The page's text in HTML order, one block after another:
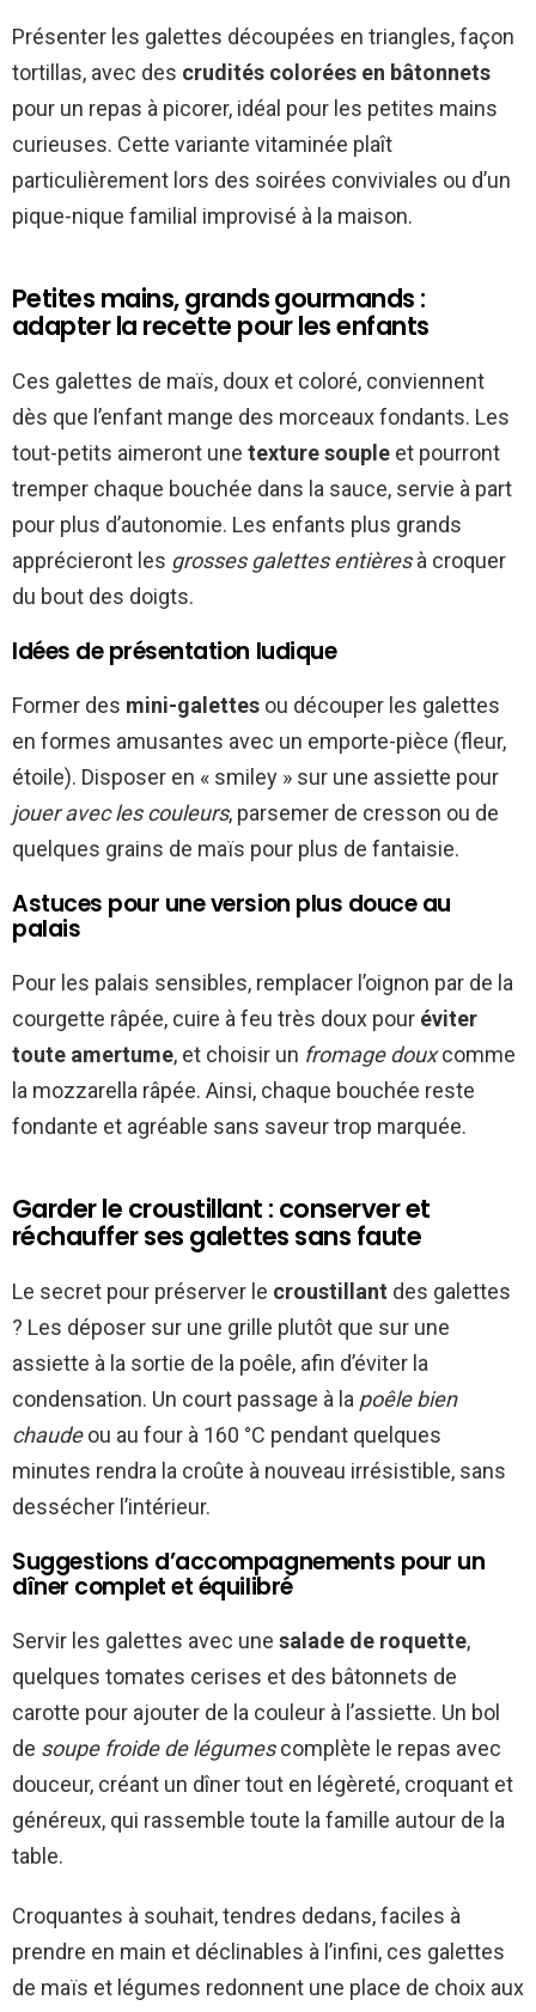
Présenter les galettes découpées en triangles, façon
tortillas, avec des crudités colorées en bâtonnets
pour un repas à picorer, idéal pour les petites mains
curieuses. Cette variante vitaminée plaît
particulièrement lors des soirées conviviales ou d’un
pique-nique familial improvisé à la maison.
Petites mains, grands gourmands :
adapter la recette pour les enfants
Ces galettes de maïs, doux et coloré, conviennent
dès que l’enfant mange des morceaux fondants. Les
tout-petits aimeront une texture souple et pourront
tremper chaque bouchée dans la sauce, servie à part
pour plus d’autonomie. Les enfants plus grands
apprécieront les grosses galettes entièresà croquer
du bout des doigts.
Idées de présentation ludique
Former des mini-galettes ou découper les galettes
en formes amusantes avec un emporte-pièce (fleur,
étoile). Disposer en « smiley » sur une assiette pour
jouer avec les couleurs, parsemer de cresson ou de
quelques grains de maïs pour plus de fantaisie.
Astuces pour une version plus douce au
palais
Pour les palais sensibles, remplacer l’oignon par de la
courgette râpée, cuire à feu très doux pour éviter
toute amertume, et choisir un fromage douxcomme
la mozzarella râpée. Ainsi, chaque bouchée reste
fondante et agréable sans saveur trop marquée.
Garder le croustillant : conserver et
réchauffer ses galettes sans faute
Le secret pour préserver le croustillant des galettes
? Les déposer sur une grille plutôt que sur une
assiette à la sortie de la poêle, afin d’éviter la
condensation. Un court passage à la poêle bien
chaudeou au four à 160 °C pendant quelques
minutes rendra la croûte à nouveau irrésistible, sans
dessécher l’intérieur.
Suggestions d’accompagnements pour un
dîner complet et équilibré
Servir les galettes avec une salade de roquette,
quelques tomates cerises et des bâtonnets de
carotte pour ajouter de la couleur à l’assiette. Un bol
de soupe froide de légumescomplète le repas avec
douceur, créant un dîner tout en légèreté, croquant et
généreux, qui rassemble toute la famille autour de la
table.
Croquantes à souhait, tendres dedans, faciles à
prendre en main et déclinables à l’infini, ces galettes
de maïs et légumes redonnent une place de choix aux